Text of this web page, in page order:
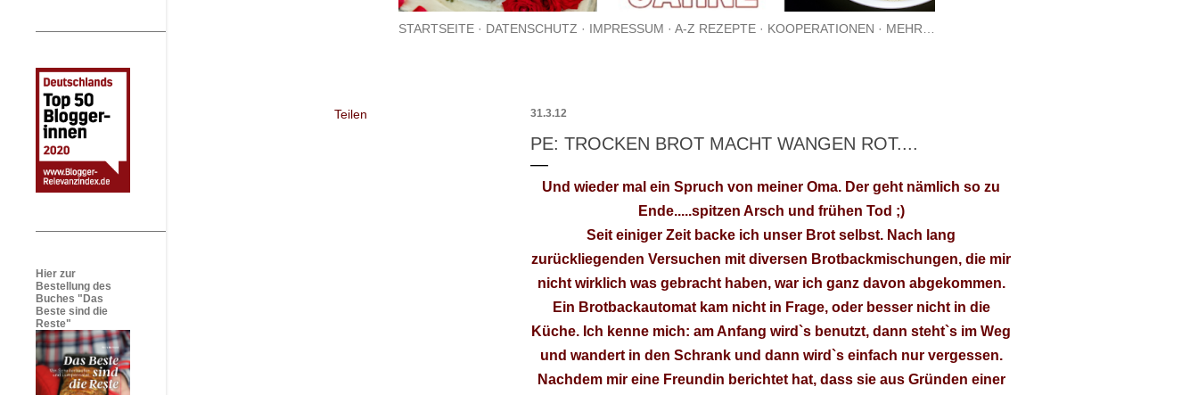
STARTSEITE DATENSCHUTZ IMPRESSUM A-Z REZEPTE KOOPERATIONEN MEHR…
Teilen 31.3.12
PE: TROCKEN BROT MACHT WANGEN ROT....
Und wieder mal ein Spruch von meiner Oma. Der geht nämlich so zu
Ende.....spitzen Arsch und frühen Tod ;)
Seit einiger Zeit backe ich unser Brot selbst. Nach lang
zurückliegenden Versuchen mit diversen Brotbackmischungen, die mir
nicht wirklich was gebracht haben, war ich ganz davon abgekommen.
Ein Brotbackautomat kam nicht in Frage, oder besser nicht in die
Küche. Ich kenne mich: am Anfang wird`s benutzt, dann steht`s im Weg
und wandert in den Schrank und dann wird`s einfach nur vergessen.
Nachdem mir eine Freundin berichtet hat, dass sie aus Gründen einer
Hier zur
Bestellung des
Buches "Das
Beste sind die
Reste"